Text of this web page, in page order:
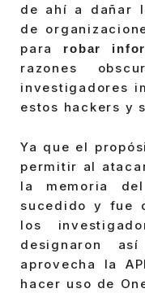
de ahí a dañar
de
para robar
razones
investigadores
estos hackers y
Ya que el
permitir al
la memoria
sucedido y fue
los
designaron
aprovecha la
hacer uso de